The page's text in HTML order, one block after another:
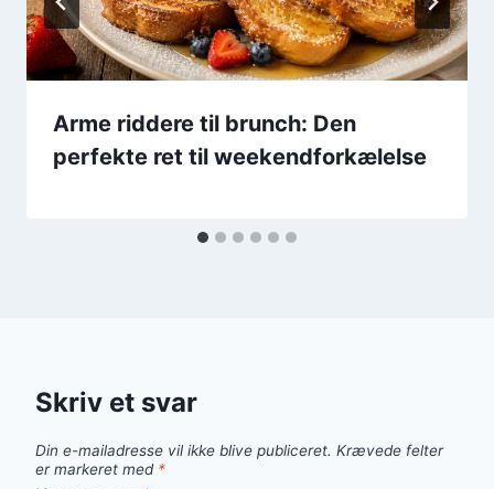
Arme riddere til brunch: Den
perfekte ret til weekendforkælelse
Skriv et svar
Din e-mailadresse vil ikke blive publiceret. Krævede felter
er markeret med *